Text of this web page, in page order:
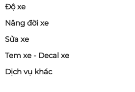
Độ xe
Nâng đời xe
Sửa xe
Tem xe - Decal xe
Dịch vụ khác